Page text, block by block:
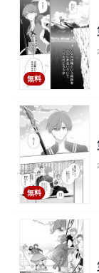
無料
無料